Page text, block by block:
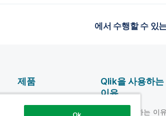
제품
INTEGRATION 및
Qlik을 사용하는
이유
Qlik을 사용하는 이유